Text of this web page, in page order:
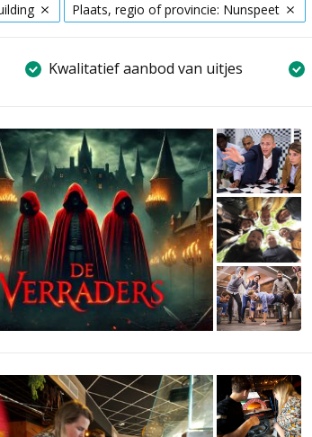
Plaats, regio of provincie: Nunspeet
Kwalitatief aanbod van uitjes